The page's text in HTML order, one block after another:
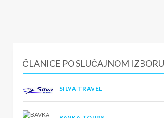
ČLANICE PO SLUČAJNOM IZBORU
SILVA TRAVEL